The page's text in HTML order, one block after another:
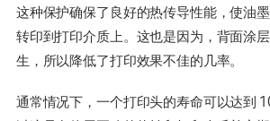
这种保护确保了良好的热传导性能，使油
转印到打印介质上。这也是因为，背面涂
生，所以降低了打印效果不佳的几率。
通常情况下，一个打印头的寿命可以达到